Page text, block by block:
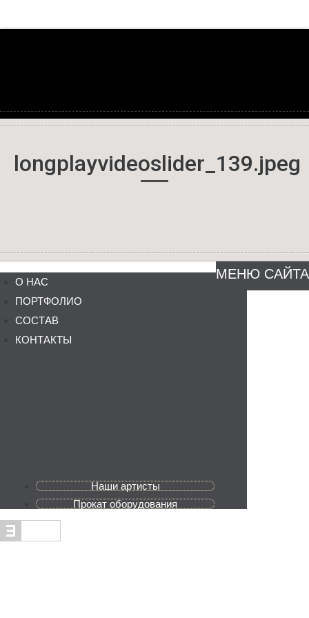
longplayvideoslider_139.jpeg
МЕНЮ САЙТА
О НАС
ПОРТФОЛИО
СОСТАВ
КОНТАКТЫ
Наши артисты
Прокат оборудования